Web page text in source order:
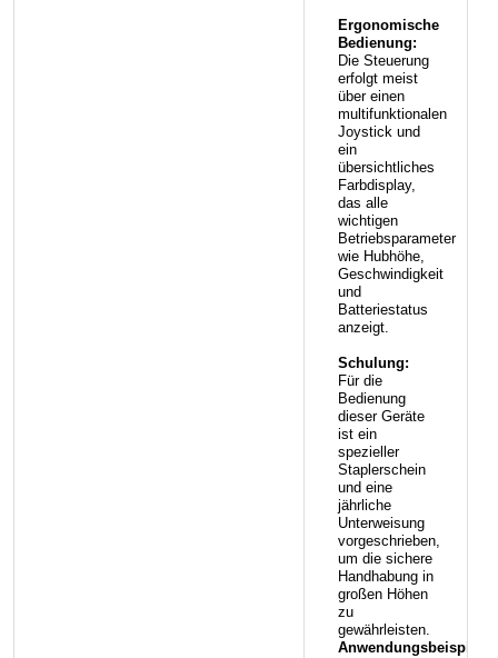
Ergonomische
Bedienung:
Die Steuerung
erfolgt meist
über einen
multifunktionalen
Joystick und
ein
übersichtliches
Farbdisplay,
das alle
wichtigen
Betriebsparameter
wie Hubhöhe,
Geschwindigkeit
und
Batteriestatus
anzeigt.
Schulung:
Für die
Bedienung
dieser Geräte
ist ein
spezieller
Staplerschein
und eine
jährliche
Unterweisung
vorgeschrieben,
um die sichere
Handhabung in
großen Höhen
zu
gewährleisten.
Anwendungsbeispiele